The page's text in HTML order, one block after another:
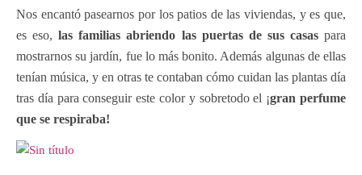
Nos encantó pasearnos por los patios de las viviendas, y es que,
es eso, las familias abriendo las puertas de sus casaspara
mostrarnos su jardín, fue lo más bonito. Además algunas de ellas
tenían música, y en otras te contaban cómo cuidan las plantas día
tras día para conseguir este color y sobretodo el ¡gran perfume
que se respiraba!